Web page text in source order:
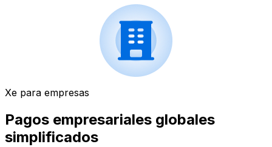
Xe para empresas
Pagos empresariales globales
simplificados